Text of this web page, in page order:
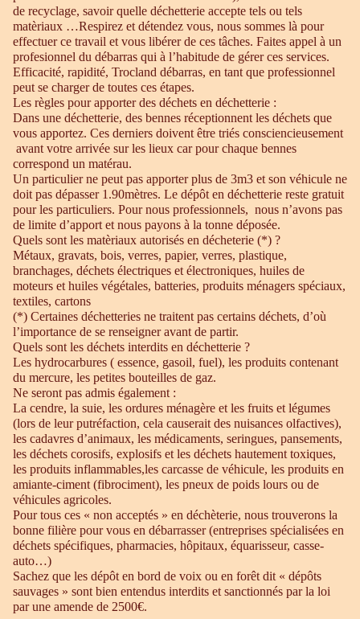
de recyclage, savoir quelle déchetterie accepte tels ou tels
matèriaux …Respirez et détendez vous, nous sommes là pour
effectuer ce travail et vous libérer de ces tâches. Faites appel à un
profesionnel du débarras qui à l’habitude de gérer ces services.
Efficacité, rapidité, Trocland débarras, en tant que professionnel
peut se charger de toutes ces étapes.
Les règles pour apporter des déchets en déchetterie :
Dans une déchetterie, des bennes réceptionnent les déchets que
vous apportez. Ces derniers doivent être triés consciencieusement
avant votre arrivée sur les lieux car pour chaque bennes
correspond un matérau.
Un particulier ne peut pas apporter plus de 3m3 et son véhicule ne
doit pas dépasser 1.90mètres. Le dépôt en déchetterie reste gratuit
pour les particuliers. Pour nous professionnels, nous n’avons pas
de limite d’apport et nous payons à la tonne déposée.
Quels sont les matèriaux autorisés en décheterie (*) ?
Métaux, gravats, bois, verres, papier, verres, plastique,
branchages, déchets électriques et électroniques, huiles de
moteurs et huiles végétales, batteries, produits ménagers spéciaux,
textiles, cartons
(*) Certaines déchetteries ne traitent pas certains déchets, d’où
l’importance de se renseigner avant de partir.
Quels sont les déchets interdits en déchetterie ?
Les hydrocarbures ( essence, gasoil, fuel), les produits contenant
du mercure, les petites bouteilles de gaz.
Ne seront pas admis également :
La cendre, la suie, les ordures ménagère et les fruits et légumes
(lors de leur putréfaction, cela causerait des nuisances olfactives),
les cadavres d’animaux, les médicaments, seringues, pansements,
les déchets corosifs, explosifs et les déchets hautement toxiques,
les produits inflammables,les carcasse de véhicule, les produits en
amiante-ciment (fibrociment), les pneux de poids lours ou de
véhicules agricoles.
Pour tous ces « non acceptés » en déchèterie, nous trouverons la
bonne filière pour vous en débarrasser (entreprises spécialisées en
déchets spécifiques, pharmacies, hôpitaux, équarisseur, casse-
auto…)
Sachez que les dépôt en bord de voix ou en forêt dit « dépôts
sauvages » sont bien entendus interdits et sanctionnés par la loi
par une amende de 2500€.